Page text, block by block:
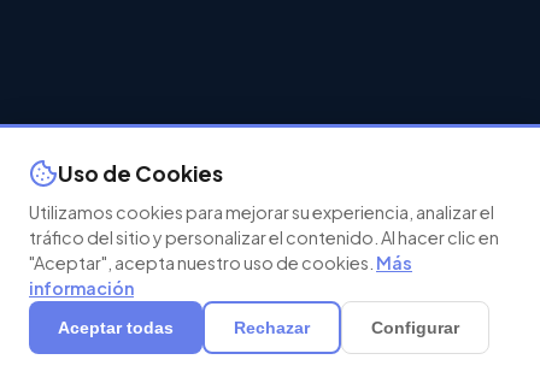
Agenda tu demo
Uso de Cookies
Utilizamos cookies para mejorar su experiencia, analizar el
tráfico del sitio y personalizar el contenido. Al hacer clic en
"Aceptar", acepta nuestro uso de cookies. Más
información
Aceptar todas Rechazar Configurar